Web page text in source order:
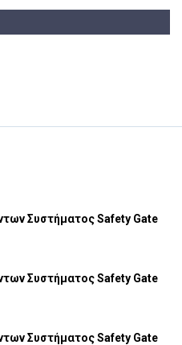
Συστήματος Safety Gate
Συστήματος Safety Gate
Συστήματος Safety Gate